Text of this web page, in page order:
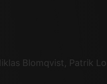
Blomqvist, Patrik